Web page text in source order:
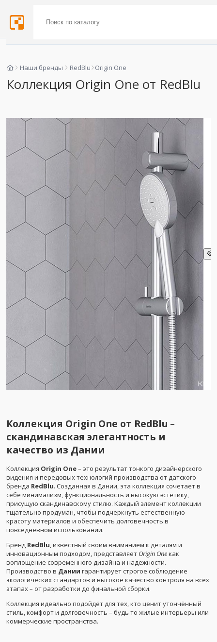
Наши бренды RedBlu Origin One
Коллекция Origin One от RedBlu
Коллекция Origin One от RedBlu –
скандинавская элегантность и
качество из Дании
Коллекция Origin One– это результат тонкого дизайнерского
видения и передовых технологий производства от датского
бренда RedBlu. Созданная в Дании, эта коллекция сочетает в
себе минимализм, функциональность и высокую эстетику,
присущую скандинавскому стилю. Каждый элемент коллекции
тщательно продуман, чтобы подчеркнуть естественную
красоту материалов и обеспечить долговечность в
повседневном использовании.
Бренд RedBlu, известный своим вниманием к деталям и
инновационным подходом, представляет Origin Oneкак
воплощение современного дизайна и надежности.
Производство в Дании гарантирует строгое соблюдение
экологических стандартов и высокое качество контроля на всех
этапах – от разработки до финальной сборки.
Коллекция идеально подойдёт для тех, кто ценит утончённый
стиль, комфорт и долговечность – будь то жилые интерьеры или
коммерческие пространства.